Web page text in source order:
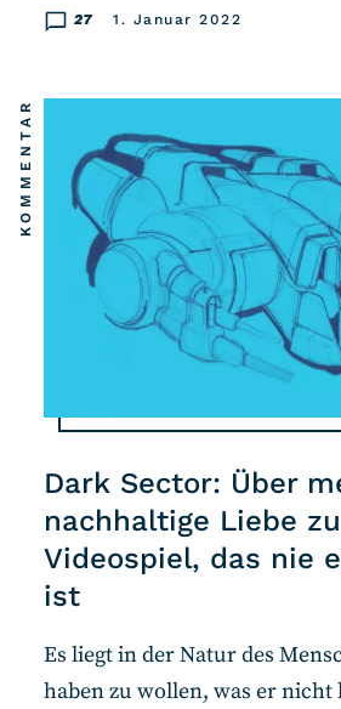
27 1. Januar 2022
Dark Sector: Über
nachhaltige Liebe
Videospiel, das nie
ist
KOMMENTAR
Es liegt in der Natur des
haben zu wollen, was er